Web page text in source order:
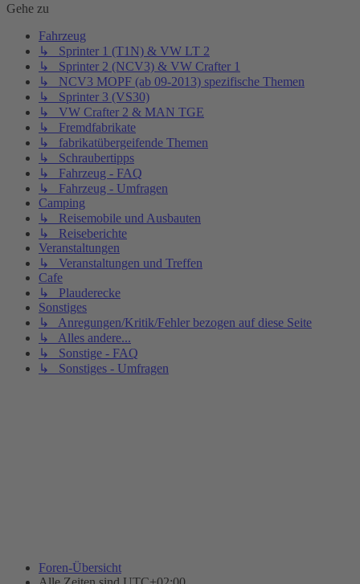
Gehe zu
Fahrzeug
↳ Sprinter 1 (T1N) & VW LT 2
↳ Sprinter 2 (NCV3) & VW Crafter 1
↳ NCV3 MOPF (ab 09-2013) spezifische Themen
↳ Sprinter 3 (VS30)
↳ VW Crafter 2 & MAN TGE
↳ Fremdfabrikate
↳ fabrikatübergeifende Themen
↳ Schraubertipps
↳ Fahrzeug - FAQ
↳ Fahrzeug - Umfragen
Camping
↳ Reisemobile und Ausbauten
↳ Reiseberichte
Veranstaltungen
↳ Veranstaltungen und Treffen
Cafe
↳ Plauderecke
Sonstiges
↳ Anregungen/Kritik/Fehler bezogen auf diese Seite
↳ Alles andere...
↳ Sonstige - FAQ
↳ Sonstiges - Umfragen
Foren-Übersicht